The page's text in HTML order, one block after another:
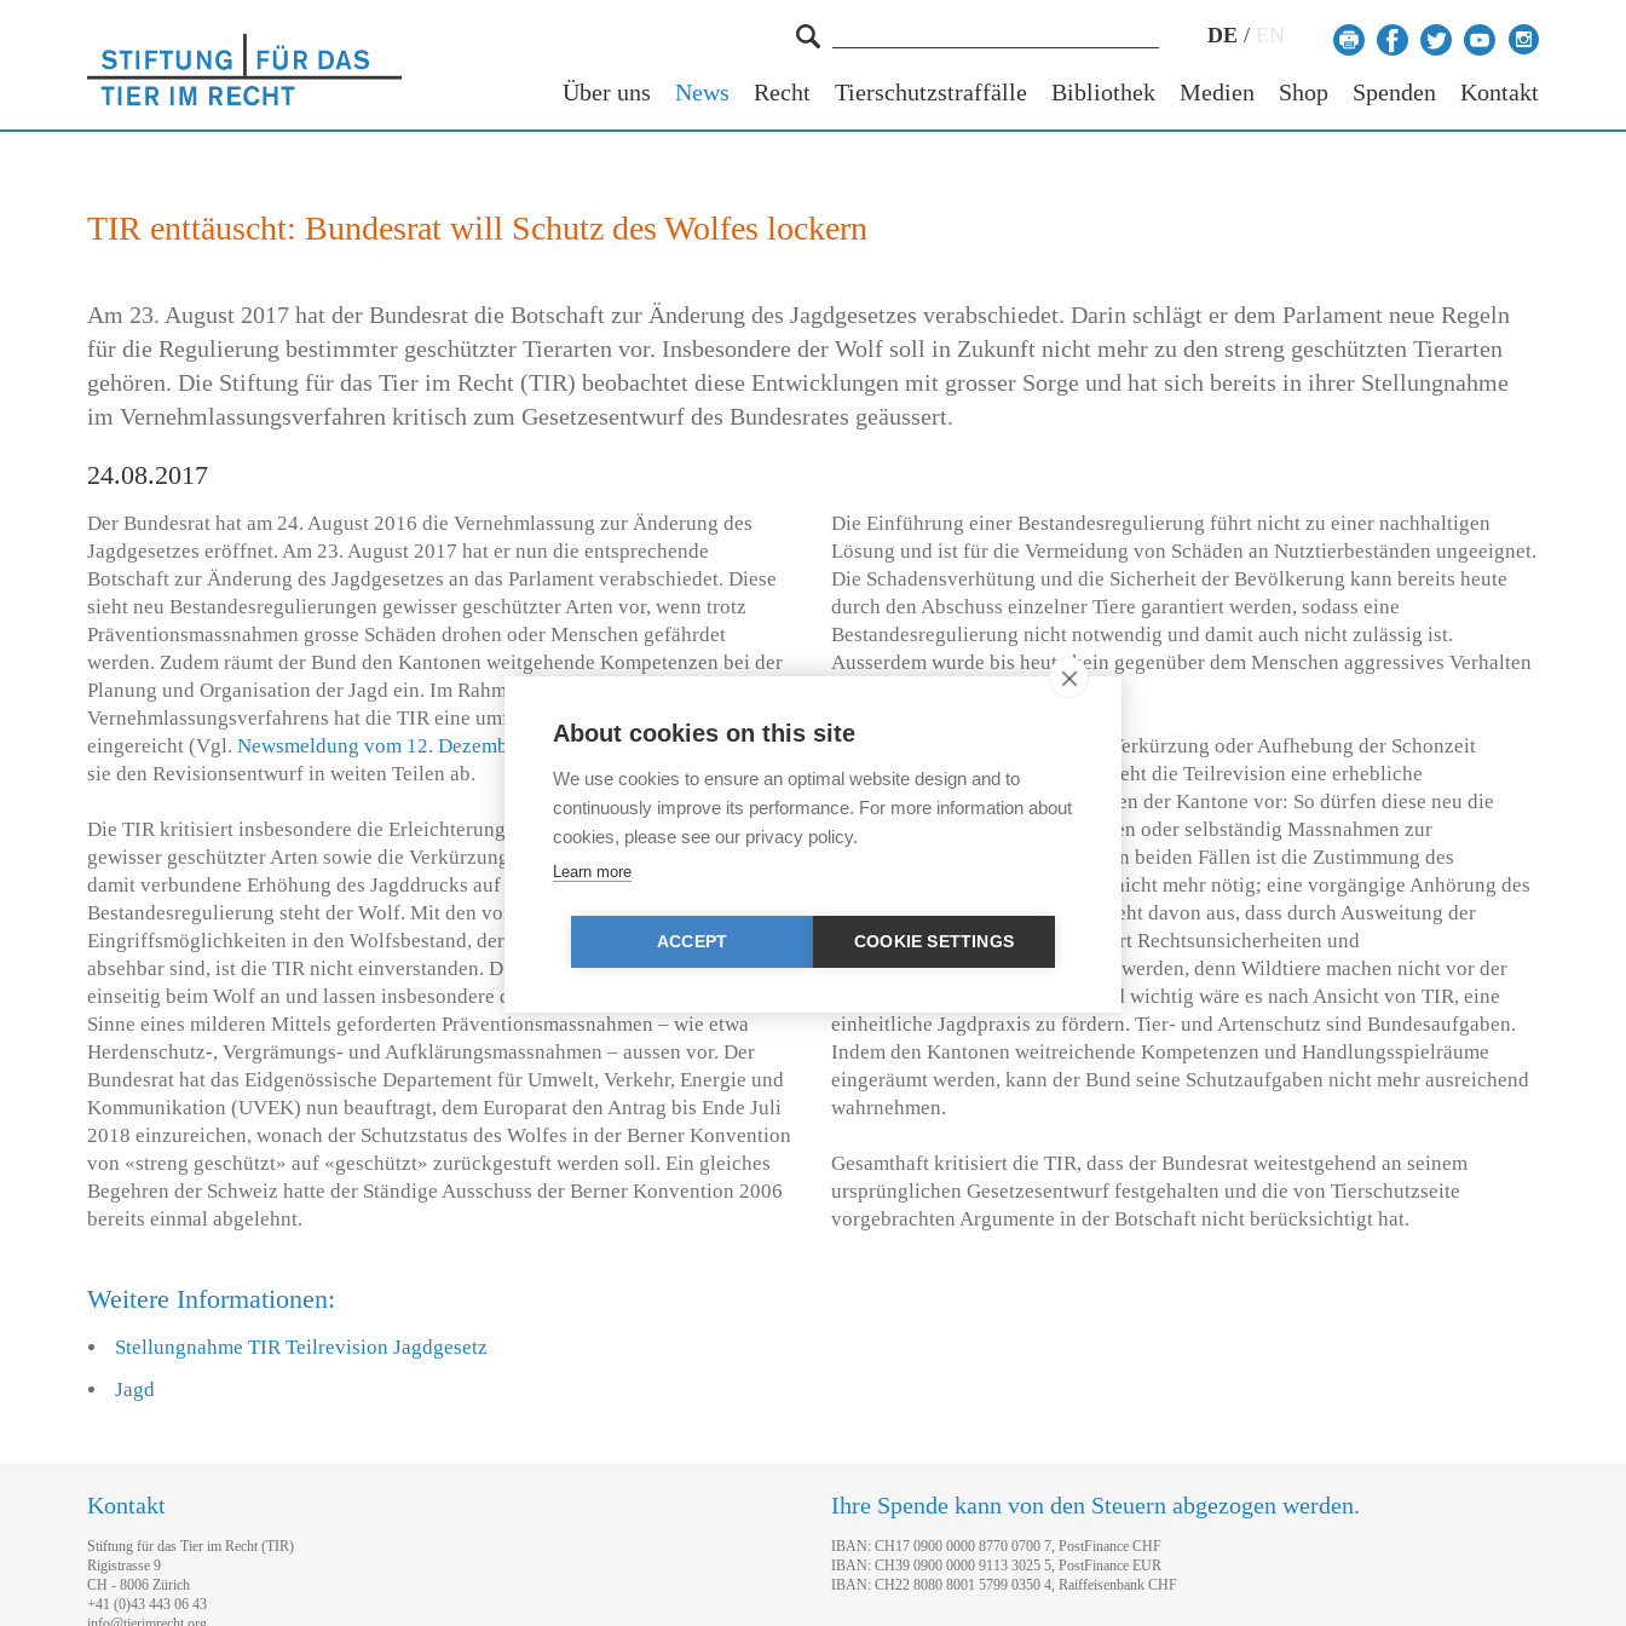
DE / EN
Über uns News Recht Tierschutzstraffälle Bibliothek Medien Shop Spenden Kontakt
TIR enttäuscht: Bundesrat will Schutz des Wolfes lockern
Am 23. August 2017 hat der Bundesrat die Botschaft zur Änderung des Jagdgesetzes verabschiedet. Darin schlägt er dem Parlament neue Regeln
für die Regulierung bestimmter geschützter Tierarten vor. Insbesondere der Wolf soll in Zukunft nicht mehr zu den streng geschützten Tierarten
gehören. Die Stiftung für das Tier im Recht (TIR) beobachtet diese Entwicklungen mit grosser Sorge und hat sich bereits in ihrer Stellungnahme
im Vernehmlassungsverfahren kritisch zum Gesetzesentwurf des Bundesrates geäussert.
24.08.2017
Der Bundesrat hat am 24. August 2016 die Vernehmlassung zur Änderung des
Jagdgesetzes eröffnet. Am 23. August 2017 hat er nun die entsprechende
Botschaft zur Änderung des Jagdgesetzes an das Parlament verabschiedet. Diese
sieht neu Bestandesregulierungen gewisser geschützter Arten vor, wenn trotz
Präventionsmassnahmen grosse Schäden drohen oder Menschen gefährdet
werden. Zudem räumt der Bund den Kantonen weitgehende Kompetenzen bei der
Planung und Organisation der Jagd ein. Im Rahmen des
Vernehmlassungsverfahrens hat die TIR eine umfassende Stellungnahme
eingereicht (Vgl. Newsmeldung vom 12. Dezember 2016). Bereits damals lehnte
sie den Revisionsentwurf in weiten Teilen ab.
Die TIR kritisiert insbesondere die Erleichterung der Bestandesregulierung
gewisser geschützter Arten sowie die Verkürzung bestimmter Schonzeiten und die
damit verbundene Erhöhung des Jagddrucks auf Wildtiere. Im Fokus der
Bestandesregulierung steht der Wolf. Mit den vorgesehenen weitgehenden
Eingriffsmöglichkeiten in den Wolfsbestand, deren Folgen derzeit überhaupt nicht
absehbar sind, ist die TIR nicht einverstanden. Die geplanten Änderungen setzen
einseitig beim Wolf an und lassen insbesondere die von der Berner Konvention im
Sinne eines milderen Mittels geforderten Präventionsmassnahmen – wie etwa
Herdenschutz-, Vergrämungs- und Aufklärungsmassnahmen – aussen vor. Der
Bundesrat hat das Eidgenössische Departement für Umwelt, Verkehr, Energie und
Kommunikation (UVEK) nun beauftragt, dem Europarat den Antrag bis Ende Juli
2018 einzureichen, wonach der Schutzstatus des Wolfes in der Berner Konvention
von «streng geschützt» auf «geschützt» zurückgestuft werden soll. Ein gleiches
Begehren der Schweiz hatte der Ständige Ausschuss der Berner Konvention 2006
bereits einmal abgelehnt.
Die Einführung einer Bestandesregulierung führt nicht zu einer nachhaltigen
Lösung und ist für die Vermeidung von Schäden an Nutztierbeständen ungeeignet.
Die Schadensverhütung und die Sicherheit der Bevölkerung kann bereits heute
durch den Abschuss einzelner Tiere garantiert werden, sodass eine
Bestandesregulierung nicht notwendig und damit auch nicht zulässig ist.
Ausserdem wurde bis heute kein gegenüber dem Menschen aggressives Verhalten
Die TIR kritisiert ausserdem die Verkürzung oder Aufhebung der Schonzeit
verschiedener Tierarten. Weiter sieht die Teilrevision eine erhebliche
Kompetenzverschiebung zugunsten der Kantone vor: So dürfen diese neu die
Schonzeiten vorübergehend kürzen oder selbständig Massnahmen zur
Bestandesregulierung ergreifen. In beiden Fällen ist die Zustimmung des
Bundesamts für Umwelt (BAFU) nicht mehr nötig; eine vorgängige Anhörung des
Bundesamts reicht aus. Die TIR geht davon aus, dass durch Ausweitung der
kantonalen Kompetenzen vermehrt Rechtsunsicherheiten und
Rechtsungleichheiten geschaffen werden, denn Wildtiere machen nicht vor der
Kantonsgrenze halt. Entsprechend wichtig wäre es nach Ansicht von TIR, eine
einheitliche Jagdpraxis zu fördern. Tier- und Artenschutz sind Bundesaufgaben.
Indem den Kantonen weitreichende Kompetenzen und Handlungsspielräume
eingeräumt werden, kann der Bund seine Schutzaufgaben nicht mehr ausreichend
wahrnehmen.
Gesamthaft kritisiert die TIR, dass der Bundesrat weitestgehend an seinem
ursprünglichen Gesetzesentwurf festgehalten und die von Tierschutzseite
vorgebrachten Argumente in der Botschaft nicht berücksichtigt hat.
Weitere Informationen:
Stellungnahme TIR Teilrevision Jagdgesetz
Jagd
Kontakt
Stiftung für das Tier im Recht (TIR)
Rigistrasse 9
CH - 8006 Zürich
+41 (0)43 443 06 43
Ihre Spende kann von den Steuern abgezogen werden.
IBAN: CH17 0900 0000 8770 0700 7, PostFinance CHF
IBAN: CH39 0900 0000 9113 3025 5, PostFinance EUR
IBAN: CH22 8080 8001 5799 0350 4, Raiffeisenbank CHF
About cookies on this site
We use cookies to ensure an optimal website design and to
continuously improve its performance. For more information about
cookies, please see our privacy policy.
Learn more
ACCEPT COOKIE SETTINGS